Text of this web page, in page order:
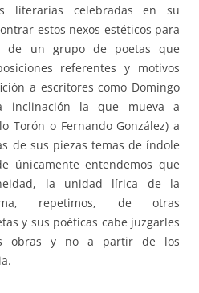
literarias celebradas en su
estos nexos estéticos para
de un grupo de poetas que
referentes y motivos
a escritores como Domingo
inclinación la que mueva a
Torón o Fernando González) a
de sus piezas temas de índole
únicamente entendemos que
la unidad lírica de la
repetimos, de otras
y sus poéticas cabe juzgarles
obras y no a partir de los